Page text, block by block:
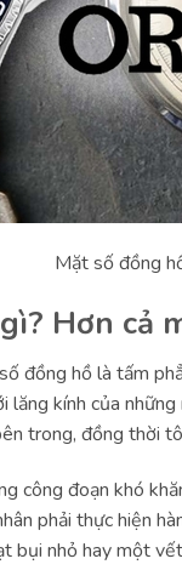
Mặt số đồng
Hơn cả
đồng hồ là tấm
lăng kính của những
trong, đồng thời
công đoạn khó
phải thực hiện
bụi nhỏ hay một